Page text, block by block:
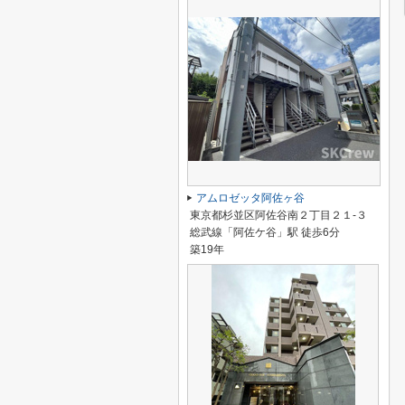
アムロゼッタ阿佐ヶ谷
東京都杉並区阿佐谷南２丁目２１-３
総武線「阿佐ケ谷」駅 徒歩6分
築19年